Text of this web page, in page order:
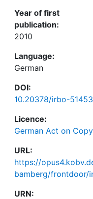
Year of first
publication:
2010
Language:
German
DOI:
10.20378/irbo-51453
Licence:
German Act on
URL:
https://
bamberg/frontdoor/
URN: